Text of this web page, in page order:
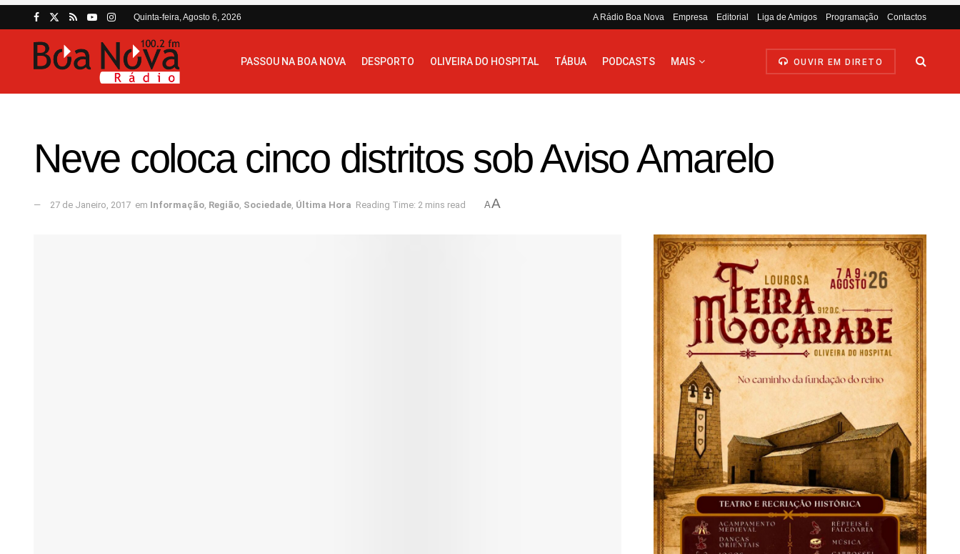
Quinta-feira, Agosto 6, 2026 A Rádio Boa Nova Empresa Editorial Liga de Amigos Programação Contactos
PASSOU NA BOA NOVA DESPORTO OLIVEIRA DO HOSPITAL TÁBUA PODCASTS MAIS OUVIR EM DIRETO
Neve coloca cinco distritos sob Aviso Amarelo
27 de Janeiro, 2017 em Informação, Região, Sociedade, Última Hora Reading Time: 2 mins read AA